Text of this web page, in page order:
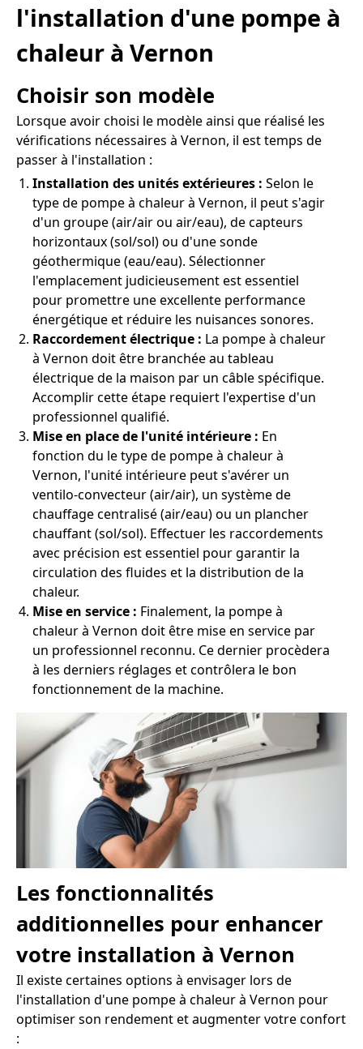
l'installation d'une pompe à
chaleur à Vernon
Choisir son modèle
Lorsque avoir choisi le modèle ainsi que réalisé les
vérifications nécessaires à Vernon, il est temps de
passer à l'installation :
Installation des unités extérieures : Selon le
type de pompe à chaleur à Vernon, il peut s'agir
d'un groupe (air/air ou air/eau), de capteurs
horizontaux (sol/sol) ou d'une sonde
géothermique (eau/eau). Sélectionner
l'emplacement judicieusement est essentiel
pour promettre une excellente performance
énergétique et réduire les nuisances sonores.
Raccordement électrique : La pompe à chaleur
à Vernon doit être branchée au tableau
électrique de la maison par un câble spécifique.
Accomplir cette étape requiert l'expertise d'un
professionnel qualifié.
Mise en place de l'unité intérieure : En
fonction du le type de pompe à chaleur à
Vernon, l'unité intérieure peut s'avérer un
ventilo-convecteur (air/air), un système de
chauffage centralisé (air/eau) ou un plancher
chauffant (sol/sol). Effectuer les raccordements
avec précision est essentiel pour garantir la
circulation des fluides et la distribution de la
chaleur.
Mise en service : Finalement, la pompe à
chaleur à Vernon doit être mise en service par
un professionnel reconnu. Ce dernier procèdera
à les derniers réglages et contrôlera le bon
fonctionnement de la machine.
Les fonctionnalités
additionnelles pour enhancer
votre installation à Vernon
Il existe certaines options à envisager lors de
l'installation d'une pompe à chaleur à Vernon pour
optimiser son rendement et augmenter votre confort
: